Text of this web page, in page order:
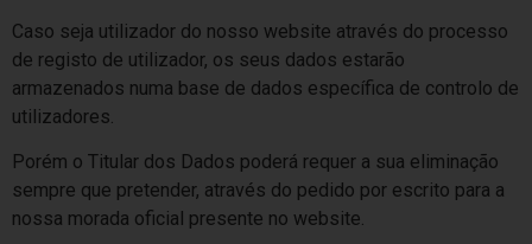
Caso seja utilizador do nosso website através do processo
de registo de utilizador, os seus dados estarão
armazenados numa base de dados específica de controlo de
utilizadores.
Porém o Titular dos Dados poderá requer a sua eliminação
sempre que pretender, através do pedido por escrito para a
nossa morada oficial presente no website.